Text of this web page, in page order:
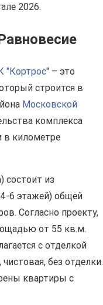
2026.
"Кортрос" – это
строится в
Московской
комплекса
в километре
состоит из
6 этажей) общей
Согласно проекту,
от 55 кв.м.
с отделкой
без отделки.
квартиры с